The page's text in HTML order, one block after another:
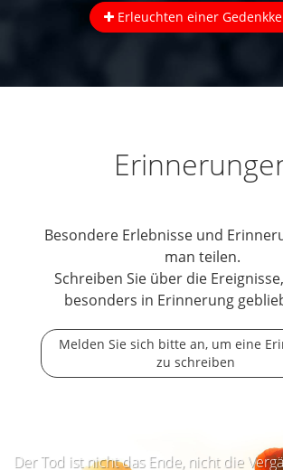
Erleuchten einer
Besondere Erlebnisse und
man teilen.
Schreiben Sie über die
besonders in Erinnerung
Melden Sie sich bitte an, um eine
zu schreiben
Der Tod ist nicht das Ende, nicht die